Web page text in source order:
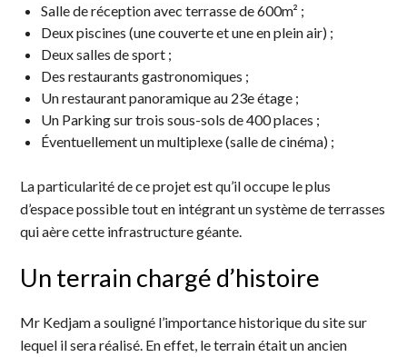
Salle de réception avec terrasse de 600m² ;
Deux piscines (une couverte et une en plein air) ;
Deux salles de sport ;
Des restaurants gastronomiques ;
Un restaurant panoramique au 23e étage ;
Un Parking sur trois sous-sols de 400 places ;
Éventuellement un multiplexe (salle de cinéma) ;
La particularité de ce projet est qu’il occupe le plus
d’espace possible tout en intégrant un système de terrasses
qui aère cette infrastructure géante.
Un terrain chargé d’histoire
Mr Kedjam a souligné l’importance historique du site sur
lequel il sera réalisé. En effet, le terrain était un ancien